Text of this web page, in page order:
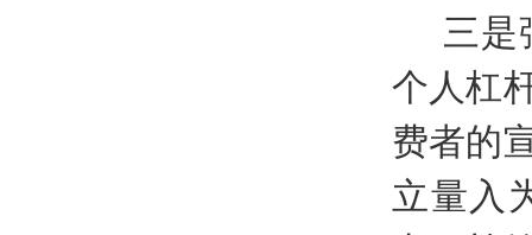
三是
个人杠
费者的
立量入